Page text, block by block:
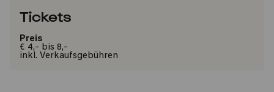
Tickets
Preis
€ 4,- bis 8,-
inkl. Verkaufsgebühren